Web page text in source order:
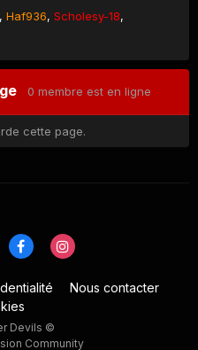
Haf936 Scholesy-18
0 membre est en ligne
cette page.
Nous contacter
Devils ©
Community